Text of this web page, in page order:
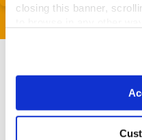
closing this banner,